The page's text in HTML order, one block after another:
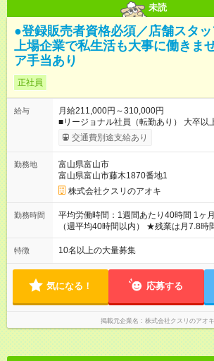
未読
●登録販売者資格必須／店舗スタ
上場企業で私生活も大事に働きま
ア手当あり
正社員
給与
月給211,000円～310,000円
■リージョナル社員（転勤あり） 大卒以
310，000円 高卒以上／月給211，000円～310
手当（石川県、富山県、福井県、岐阜県
種手当あり ★登録販売者資格保持者への
務経験がない方にも同額を支給） ※ただ
固定社員は当社規定に従い額が変動 ＝＝＝＝＝＝＝＝＝＝＝＝
＝＝ ★職務給制度で実力次第で収入ア
給与が支払われ、昇格試験なく役職に就
る制度です。 約4割の社員が入社3年目
交通費別途支給あり
勤務地
富山県富山市
富山県富山市藤木1870番地1
株式会社クスリのアオキ
勤務時間
平均労働時間：1週間あたり40時間 1ヶ
（週平均40時間以内） ★残業は月7.8時
＜店舗の基本営業時間＞ 9時～22時 ※
なります。 ＜シフト例＞ 早番：8時00分～17時00分 中番：11
1ヶ月単位の変形労働時間制（週平均40
7.8時間ほど（2025年実績） ＜店舗の基本営業時間＞ 9時～22
時 ※勤務時間は店舗により異なります。 ＜シフト例＞ 早番：8
時00分～17時00分 中番：11時～20時
特徴 10名以上の大量募集
気になる！ 応募する
掲載元企業名 株式会社クスリのアオキ